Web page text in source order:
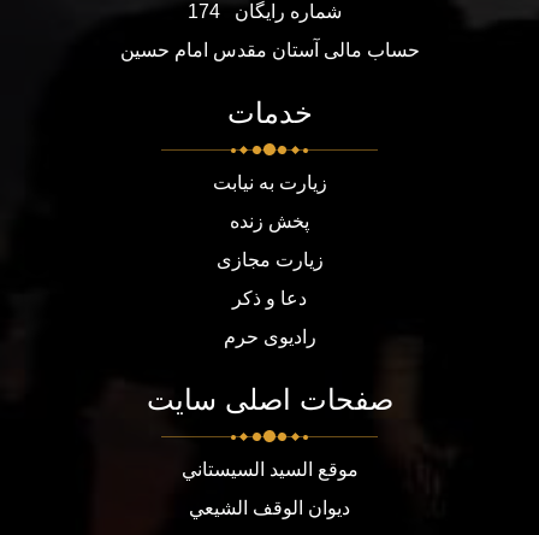
شماره رایگان
174
حساب مالی آستان مقدس امام حسین
خدمات
زیارت به نیابت
پخش زنده
زیارت مجازی
دعا و ذکر
رادیوی حرم
صفحات اصلی سایت
موقع السيد السيستاني
ديوان الوقف الشيعي